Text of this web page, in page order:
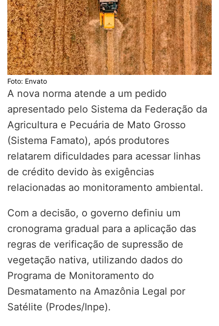
Foto: Envato
A nova norma atende a um pedido
apresentado pelo Sistema da Federação da
Agricultura e Pecuária de Mato Grosso
(Sistema Famato), após produtores
relatarem dificuldades para acessar linhas
de crédito devido às exigências
relacionadas ao monitoramento ambiental.
Com a decisão, o governo definiu um
cronograma gradual para a aplicação das
regras de verificação de supressão de
vegetação nativa, utilizando dados do
Programa de Monitoramento do
Desmatamento na Amazônia Legal por
Satélite (Prodes/Inpe).